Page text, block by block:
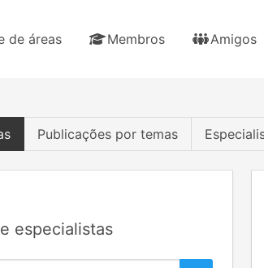
de áreas Membros Amigos
Publicações por temas
especialistas